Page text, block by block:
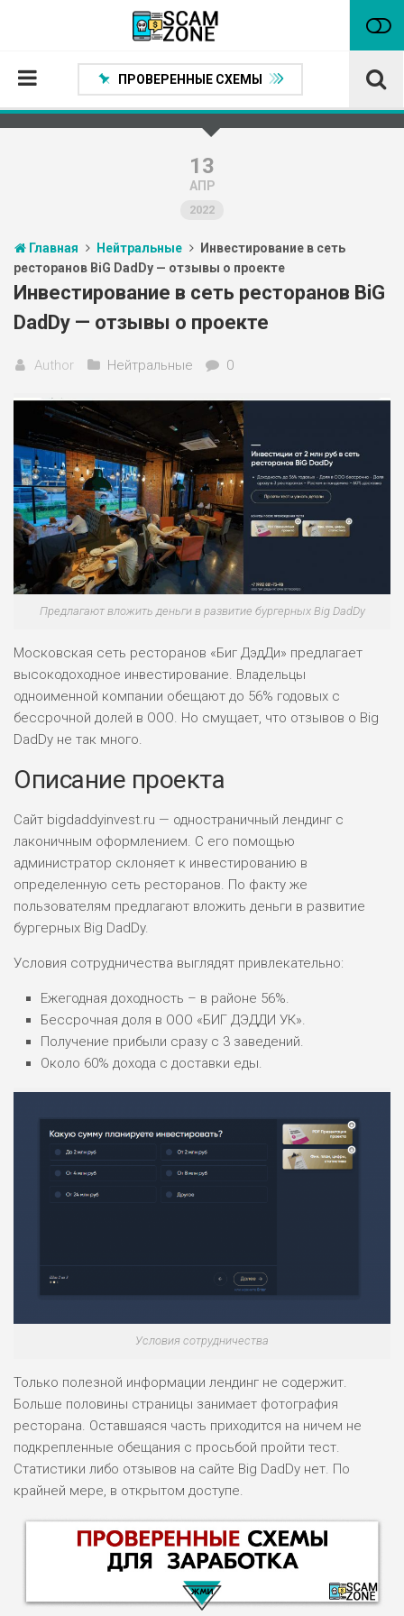
Проверенные способы заработка
Статьи
Партнеры
ПРОВЕРЕННЫЕ СХЕМЫ
13
АПР
2022
Главная Нейтральные
Инвестирование в сеть
ресторанов BiG DadDy — отзывы о проекте
Инвестирование в сеть ресторанов BiG
DadDy — отзывы о проекте
Author Нейтральные 0
Предлагают вложить деньги в развитие бургерных Big DadDy
Московская сеть ресторанов «Биг ДэдДи» предлагает
высокодоходное инвестирование. Владельцы
одноименной компании обещают до 56% годовых с
бессрочной долей в ООО. Но смущает, что отзывов о Big
DadDy не так много.
Описание проекта
Сайт bigdaddyinvest.ru — одностраничный лендинг с
лаконичным оформлением. С его помощью
администратор склоняет к инвестированию в
определенную сеть ресторанов. По факту же
пользователям предлагают вложить деньги в развитие
бургерных Big DadDy.
Условия сотрудничества выглядят привлекательно:
Ежегодная доходность – в районе 56%.
Бессрочная доля в ООО «БИГ ДЭДДИ УК».
Получение прибыли сразу с 3 заведений.
Около 60% дохода с доставки еды.
Условия сотрудничества
Только полезной информации лендинг не содержит.
Больше половины страницы занимает фотография
ресторана. Оставшаяся часть приходится на ничем не
подкрепленные обещания с просьбой пройти тест.
Статистики либо отзывов на сайте Big DadDy нет. По
крайней мере, в открытом доступе.